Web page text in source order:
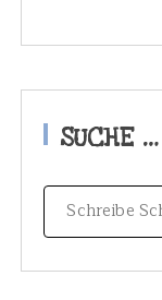
SUCHE …
S
e